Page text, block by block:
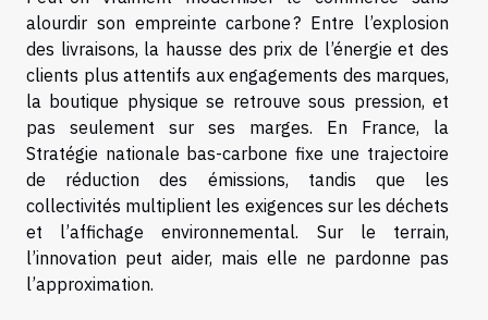
alourdir son empreinte carbone ? Entre l’explosion
des livraisons, la hausse des prix de l’énergie et des
clients plus attentifs aux engagements des marques,
la boutique physique se retrouve sous pression, et
pas seulement sur ses marges. En France, la
Stratégie nationale bas-carbone fixe une trajectoire
de réduction des émissions, tandis que les
collectivités multiplient les exigences sur les déchets
et l’affichage environnemental. Sur le terrain,
l’innovation peut aider, mais elle ne pardonne pas
l’approximation.